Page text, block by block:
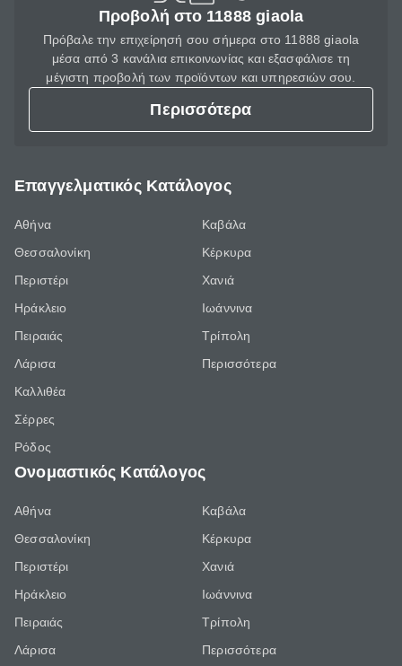
Προβολή στο 11888 giaola
Πρόβαλε την επιχείρησή σου σήμερα στο 11888 giaola
μέσα από 3 κανάλια επικοινωνίας και εξασφάλισε τη
μέγιστη προβολή των προϊόντων και υπηρεσιών σου.
Περισσότερα
Επαγγελματικός Κατάλογος
Αθήνα
Θεσσαλονίκη
Περιστέρι
Ηράκλειο
Πειραιάς
Λάρισα
Καλλιθέα
Σέρρες
Ρόδος
Καβάλα
Κέρκυρα
Χανιά
Ιωάννινα
Τρίπολη
Περισσότερα
Ονομαστικός Κατάλογος
Αθήνα
Θεσσαλονίκη
Περιστέρι
Ηράκλειο
Πειραιάς
Λάρισα
Καβάλα
Κέρκυρα
Χανιά
Ιωάννινα
Τρίπολη
Περισσότερα